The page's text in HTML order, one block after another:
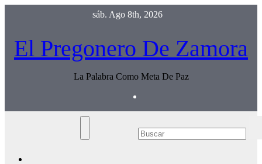
sáb. Ago 8th, 2026
El Pregonero De Zamora
La Palabra Como Meta De Paz